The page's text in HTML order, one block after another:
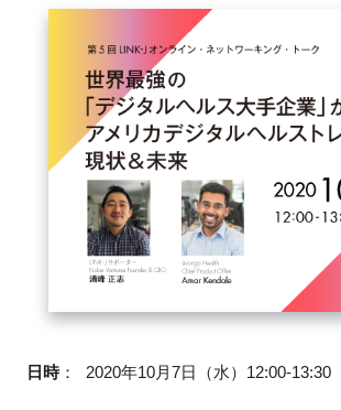
閉じる
日時： 2020年10月7日（水）12:00-13:30